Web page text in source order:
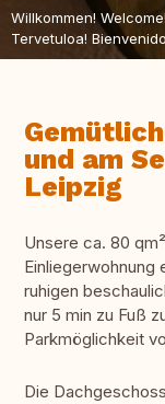
Willkommen!
Tervetuloa!
und am
Leipzig
Unsere ca. 80
Einliegerwohnung
ruhigen
nur 5 min zu Fuß
Parkmöglichkeit
Die